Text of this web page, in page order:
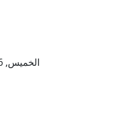
الخميس, 06 أغسطس 2026 – 23 صفر 1448 هـ